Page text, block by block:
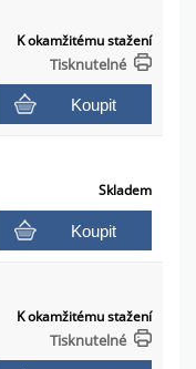
K okamžitému stažení
Tisknutelné
Koupit
Skladem
Koupit
K okamžitému stažení
Tisknutelné